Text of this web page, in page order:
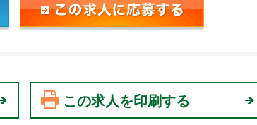
この求人を印刷する